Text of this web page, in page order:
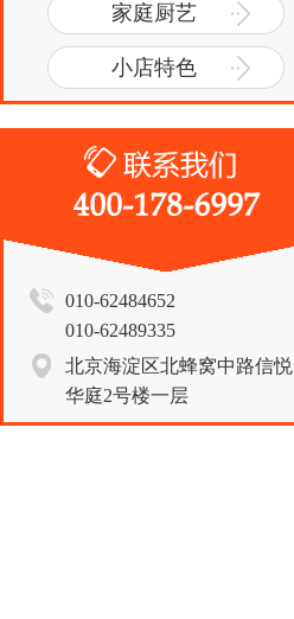
家庭厨艺
小店特色
010-62484652
010-62489335
北京海淀区北蜂窝中路信悦
华庭2号楼一层